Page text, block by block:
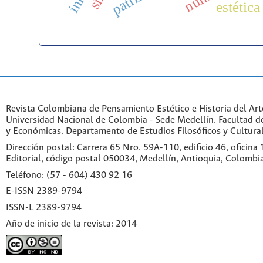
estética
Revista Colombiana de Pensamiento Estético e Historia del
Universidad Nacional de Colombia - Sede Medellín. Facultad
y Económicas. Departamento de Estudios Filosóficos y
Dirección postal: Carrera 65 Nro. 59A-110, edificio 46, oficina
Editorial, código postal 050034, Medellín, Antioquia,
Teléfono: (57 - 604) 430 92 16
E-ISSN 2389-9794
ISSN-L 2389-9794
Año de inicio de la revista: 2014